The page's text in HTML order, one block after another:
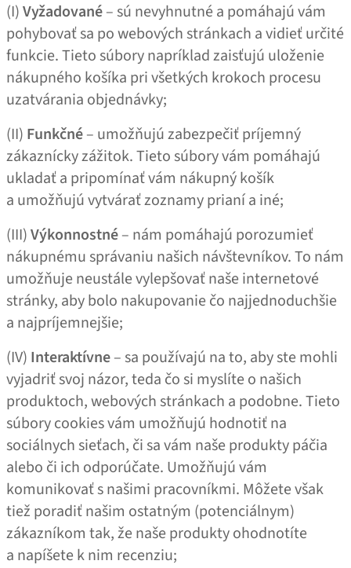
(I)Vyžadované– sú nevyhnutné a pomáhajú vám
pohybovať sa po webových stránkach a vidieť určité
funkcie. Tieto súbory napríklad zaisťujú uloženie
nákupného košíka pri všetkých krokoch procesu
uzatvárania objednávky;
(II) Funkčné– umožňujú zabezpečiť príjemný
zákaznícky zážitok. Tieto súbory vám pomáhajú
ukladať a pripomínať vám nákupný košík
a umožňujú vytvárať zoznamy prianí a iné;
(III)Výkonnostné– nám pomáhajú porozumieť
nákupnému správaniu našich návštevníkov. To nám
umožňuje neustále vylepšovať naše internetové
stránky, aby bolo nakupovanie čo najjednoduchšie
a najpríjemnejšie;
(IV) Interaktívne– sa používajú na to, aby ste mohli
vyjadriť svoj názor, teda čo si myslíte o našich
produktoch, webových stránkach a podobne. Tieto
súbory cookies vám umožňujú hodnotiť na
sociálnych sieťach, či sa vám naše produkty páčia
alebo či ich odporúčate. Umožňujú vám
komunikovať s našimi pracovníkmi. Môžete však
tiež poradiť našim ostatným (potenciálnym)
zákazníkom tak, že naše produkty ohodnotíte
a napíšete k nim recenziu;